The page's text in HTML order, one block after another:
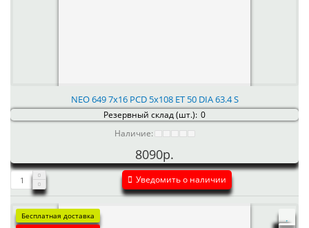
NEO 649 7x16 PCD 5x108 ET 50 DIA 63.4 S
Резервный склад (шт.): 0
Наличие:
8090р.
Уведомить о наличии
Бесплатная доставка